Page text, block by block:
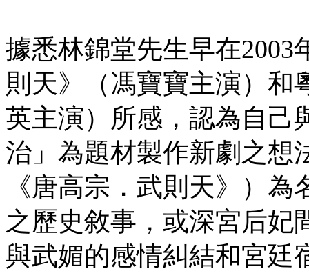
據悉林錦堂先生早在
則天》（馮寶寶主演）和
英主演）所感，認為自己
治」為題材製作新劇之想
《唐高宗．武則天》）
之歷史敘事，或深宮后妃
與武媚的感情糾結和宮廷